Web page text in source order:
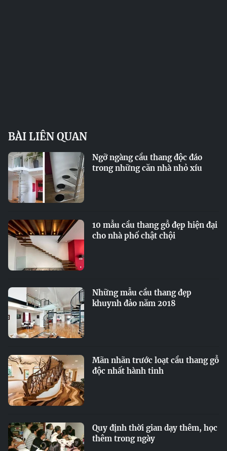
BÀI LIÊN QUAN
Ngỡ ngàng cầu thang độc đáo
trong những căn nhà nhỏ xíu
10 mẫu cầu thang gỗ đẹp hiện đại
cho nhà phố chật chội
Những mẫu cầu thang đẹp
khuynh đảo năm 2018
Mãn nhãn trước loạt cầu thang gỗ
độc nhất hành tinh
Quy định thời gian dạy thêm, học
thêm trong ngày